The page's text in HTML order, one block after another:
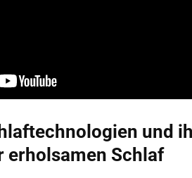
und
erholsamen Schlaf